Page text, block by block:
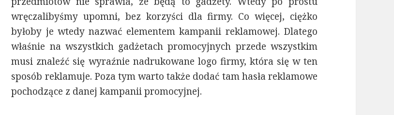
wręczalibyśmy upomni, bez korzyści dla firmy. Co więcej, ciężko
byłoby je wtedy nazwać elementem kampanii reklamowej. Dlatego
właśnie na wszystkich gadżetach promocyjnych przede wszystkim
musi znaleźć się wyraźnie nadrukowane logo firmy, która się w ten
sposób reklamuje. Poza tym warto także dodać tam hasła reklamowe
pochodzące z danej kampanii promocyjnej.